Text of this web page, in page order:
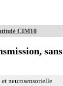
CIM10
sans
neurosensorielle